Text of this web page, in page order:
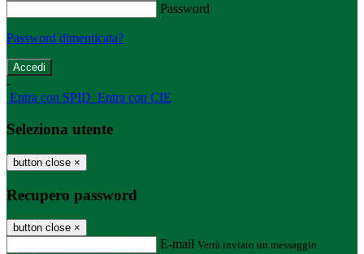
Password
Password dimenticata?
-
Entra con SPID Entra con CIE
Seleziona utente
button close ×
Recupero password
button close ×
E-mail Verrà inviato un messaggio